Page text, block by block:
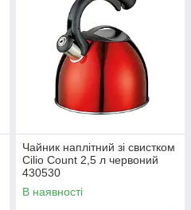
Чайник наплітний зі свистком
Cilio Count 2,5 л червоний
430530
В наявності